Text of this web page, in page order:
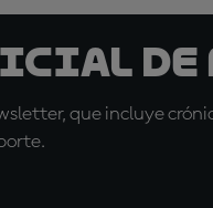
de
que incluye